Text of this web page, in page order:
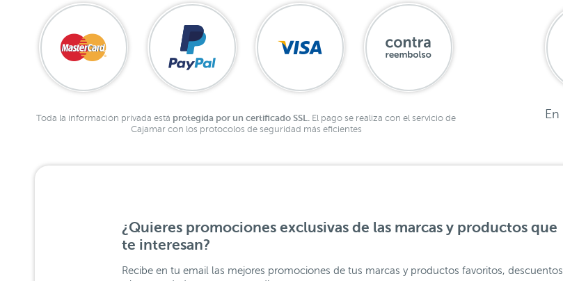
Toda la información privada está protegida por un certificado SSL.
El pago se realiza con el servicio de
Cajamar con los protocolos de seguridad más eficientes
En
¿Quieres promociones exclusivas de las marcas y productos que
te interesan?
Recibe en tu email las mejores promociones de tus marcas y productos favoritos, descuentos